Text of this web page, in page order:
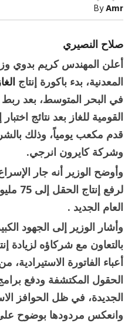
ByAmr
صلاح النصيري
أعلن المهندس كريم بدوي
المعدنية، بدء باكورة إنتاجالغاز
في البحر المتوسط، بعد ربط
قدم مكعب يومياً، وذلك
وشركة كايرون انرجي.
وأوضح الوزير أنه جار
لرفع
العام الجديد .
وأشار الوزير إلى الجهود
بالتعاون مع شركاؤه لزيادة
أعباء الفاتورة الاستيرادية،
الحقول المكتشفة ودفع
الجديدة، في ظل الحوافز
وانعكس مردودها بوضوح على